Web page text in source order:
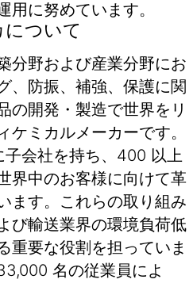
用に努めています。
について
分野および産業分野にお
、防振、補強、保護に関
の開発・製造で世界をリ
ケミカルメーカーです。
会社を持ち、400 以上
界中のお客様に向けて革
ます。これらの取り組み
び輸送業界の環境負荷低
重要な役割を担っていま
名の従業員によ